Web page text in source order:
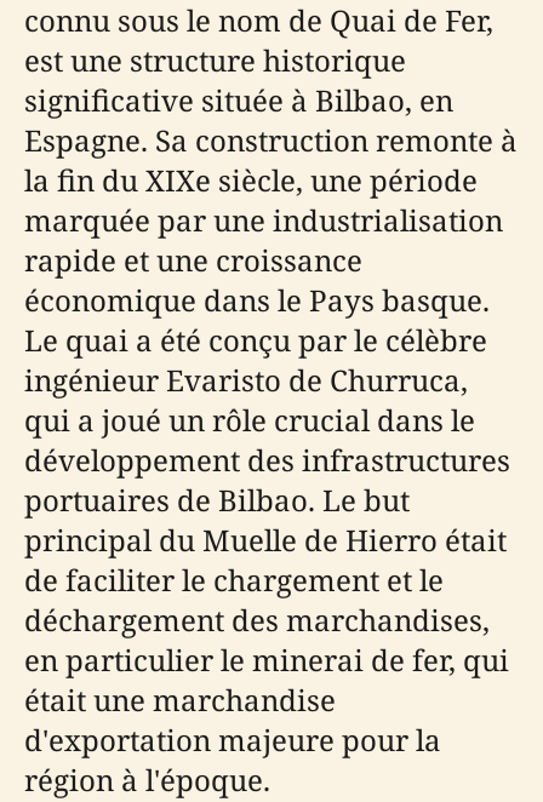
connu sous le nom de Quai de Fer,
est une structure historique
significative située à Bilbao, en
Espagne. Sa construction remonte à
la fin du XIXe siècle, une période
marquée par une industrialisation
rapide et une croissance
économique dans le Pays basque.
Le quai a été conçu par le célèbre
ingénieur Evaristo de Churruca,
qui a joué un rôle crucial dans le
développement des infrastructures
portuaires de Bilbao. Le but
principal du Muelle de Hierro était
de faciliter le chargement et le
déchargement des marchandises,
en particulier le minerai de fer, qui
était une marchandise
d'exportation majeure pour la
région à l'époque.